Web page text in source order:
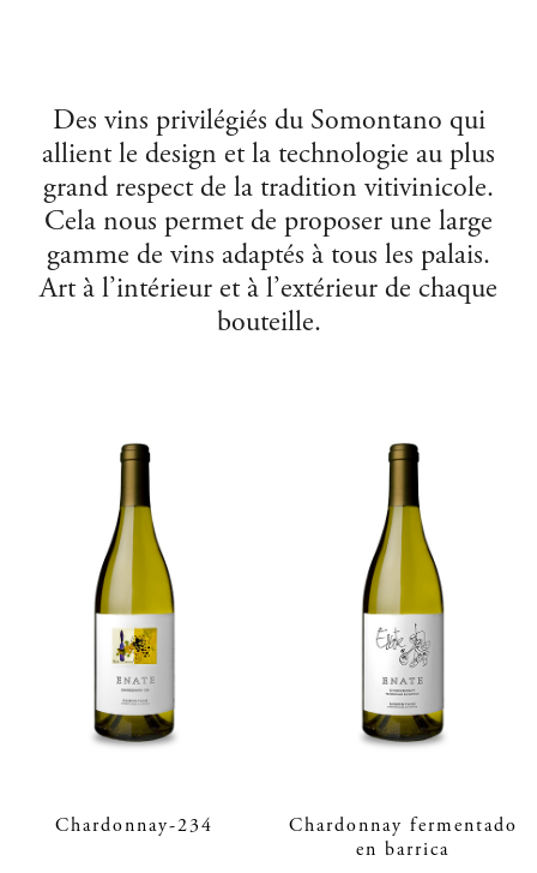
Des vins privilégiés du Somontano qui
allient le design et la technologie au plus
grand respect de la tradition vitivinicole.
Cela nous permet de proposer une large
gamme de vins adaptés à tous les palais.
Art à l’intérieur et à l’extérieur de chaque
bouteille.
Chardonnay-234
Chardonnay fermentado
en barrica